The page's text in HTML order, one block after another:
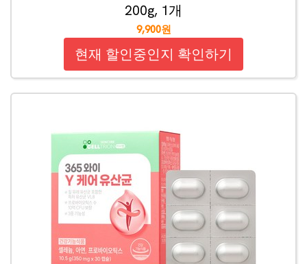
200g, 1개
9,900원
현재 할인중인지 확인하기